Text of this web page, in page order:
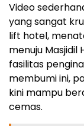
Video
yang sangat
lift hotel,
menuju Masjidil
fasilitas
membumi ini,
kini mampu
cemas.